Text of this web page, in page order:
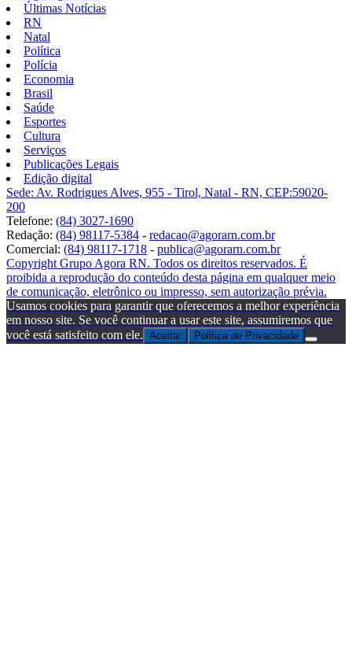
Últimas Notícias
RN
Natal
Política
Polícia
Economia
Brasil
Saúde
Esportes
Cultura
Serviços
Publicações Legais
Edição digital
Sede: Av. Rodrigues Alves, 955 - Tirol, Natal - RN, CEP:59020-
200
Telefone: (84) 3027-1690
Redação: (84) 98117-5384 - redacao@agorarn.com.br
Comercial: (84) 98117-1718 - publica@agorarn.com.br
Copyright Grupo Agora RN. Todos os direitos reservados. É
proibida a reprodução do conteúdo desta página em qualquer meio
de comunicação, eletrônico ou impresso, sem autorização prévia.
Usamos cookies para garantir que oferecemos a melhor experiência
em nosso site. Se você continuar a usar este site, assumiremos que
você está satisfeito com ele. Aceitar Politica de Privacidade